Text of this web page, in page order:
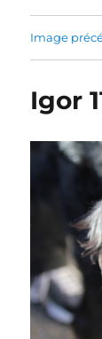
Image
Igor